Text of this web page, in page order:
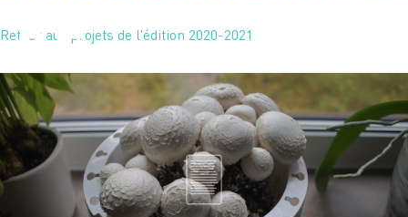
DE
MORTAGNE
Retour aux projets de l'édition 2020-2021